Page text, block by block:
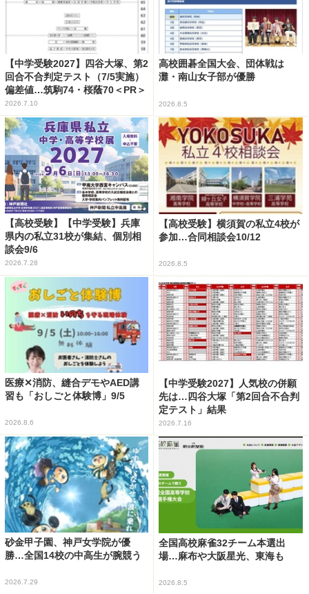
【中学受験2027】四谷大塚、第2
回合不合判定テスト（7/5実施）
偏差値…筑駒74・桜蔭70＜PR＞
2026.7.10
高校囲碁全国大会、団体戦は
灘・南山女子部が優勝
2026.8.5
【高校受験】【中学受験】兵庫
県内の私立31校が集結、個別相
談会9/6
2026.7.28
【高校受験】横須賀の私立4校が
参加…合同相談会10/12
2026.8.5
医療✕消防、縫合デモやAED講
習も「おしごと体験博」9/5
2026.8.6
【中学受験2027】人気校の併願
先は…四谷大塚「第2回合不合判
定テスト」結果
2026.7.16
砂金甲子園、神戸女学院が優
勝…全国14校の中高生が腕競う
2026.7.29
全国高校麻雀32チーム本選出
場…麻布や大阪星光、東海も
2026.8.5